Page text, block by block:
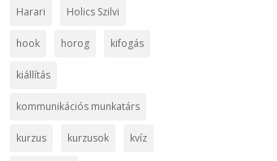
Harari Holics Szilvi
hook horog kifogás
kiállítás
kommunikációs munkatárs
kurzus kurzusok kvíz